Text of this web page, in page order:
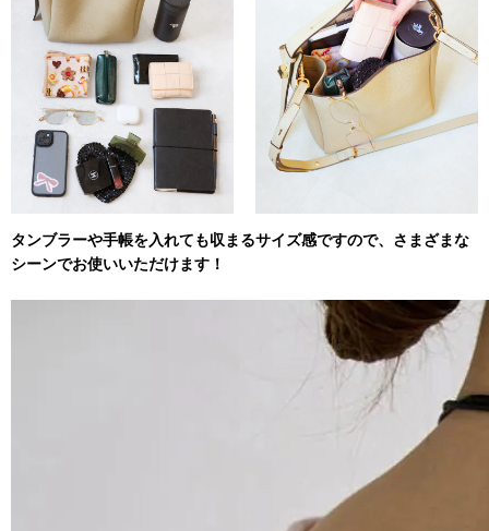
タンブラーや手帳を入れても収まるサイズ感ですので、さまざまな
シーンでお使いいただけます！